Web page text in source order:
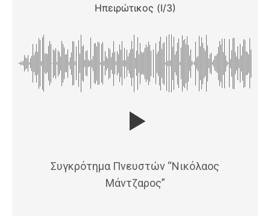
Ηπειρώτικος (Ι/3)
Συγκρότημα Πνευστών “Νικόλαος
Μάντζαρος”